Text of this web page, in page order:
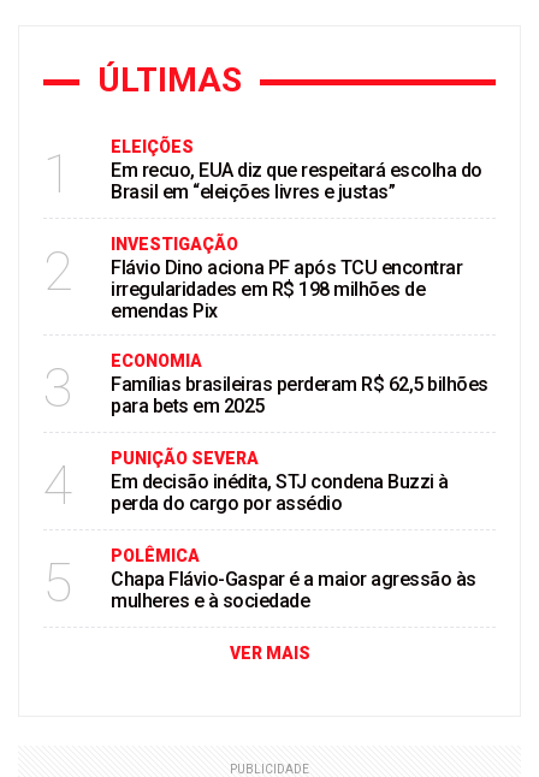
ÚLTIMAS
1 ELEIÇÕES
Em recuo, EUA diz que respeitará escolha do
Brasil em “eleições livres e justas”
2 INVESTIGAÇÃO
Flávio Dino aciona PF após TCU encontrar
irregularidades em R$ 198 milhões de
emendas Pix
3 ECONOMIA
Famílias brasileiras perderam R$ 62,5 bilhões
para bets em 2025
4 PUNIÇÃO SEVERA
Em decisão inédita, STJ condena Buzzi à
perda do cargo por assédio
5 POLÊMICA
Chapa Flávio-Gaspar é a maior agressão às
mulheres e à sociedade
VER MAIS
PUBLICIDADE